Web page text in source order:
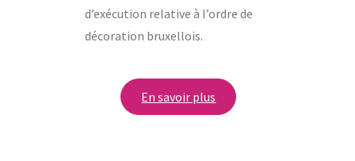
d’exécution relative à l’ordre de
décoration bruxellois.
En savoir plus